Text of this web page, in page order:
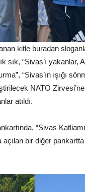
kitle buradan
“Sivas’ı yakanlar,
“Sivas’ın ışığı
NATO
atıldı.
“Sivas
bir diğer